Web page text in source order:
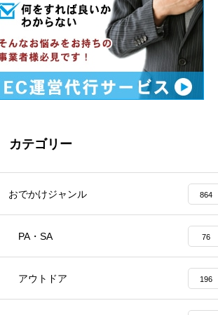
カテゴリー
おでかけジャンル 864
PA・SA 76
アウトドア 196